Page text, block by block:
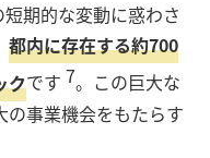
期的な変動に惑わさ
都内に存在する約700
クです 7。この巨大な
事業機会をもたらす